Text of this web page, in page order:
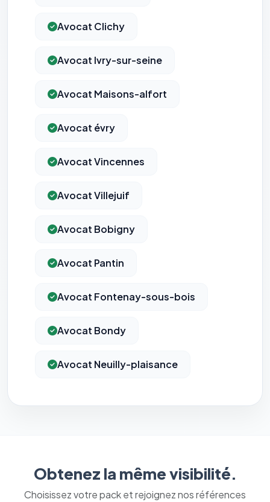
Avocat Clichy
Avocat Ivry-sur-seine
Avocat Maisons-alfort
Avocat évry
Avocat Vincennes
Avocat Villejuif
Avocat Bobigny
Avocat Pantin
Avocat Fontenay-sous-bois
Avocat Bondy
Avocat Neuilly-plaisance
Obtenez la même visibilité.
Choisissez votre pack et rejoignez nos références